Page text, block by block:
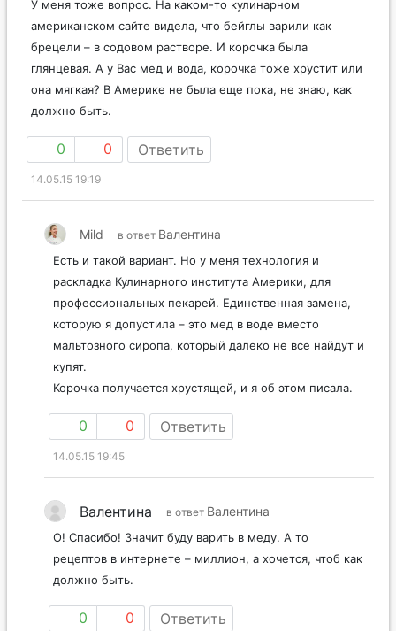
У меня тоже вопрос. На каком-то кулинарном
американском сайте видела, что бейглы варили как
брецели – в содовом растворе. И корочка была
глянцевая. А у Вас мед и вода, корочка тоже хрустит или
она мягкая? В Америке не была еще пока, не знаю, как
должно быть.
0 0 Ответить
14.05.15 19:19
Mild в ответ Валентина
Есть и такой вариант. Но у меня технология и
раскладка Кулинарного института Америки, для
профессиональных пекарей. Единственная замена,
которую я допустила – это мед в воде вместо
мальтозного сиропа, который далеко не все найдут и
купят.
Корочка получается хрустящей, и я об этом писала.
0 0 Ответить
14.05.15 19:45
Валентина в ответ Валентина
О! Спасибо! Значит буду варить в меду. А то
рецептов в интернете – миллион, а хочется, чтоб как
должно быть.
0 0 Ответить